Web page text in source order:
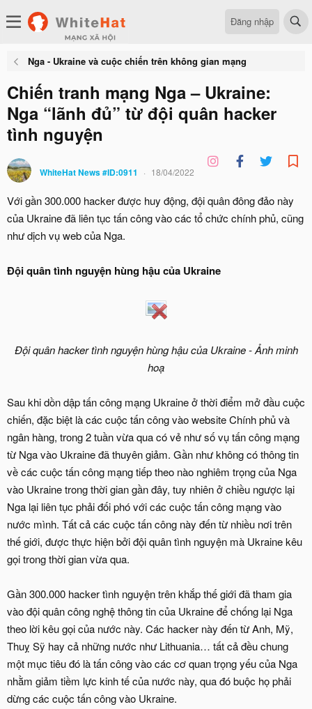
Đăng nhập
Nga - Ukraine và cuộc chiến trên không gian mạng
Chiến tranh mạng Nga – Ukraine:
Nga “lãnh đủ” từ đội quân hacker
tình nguyện
WhiteHat News #ID:0911 18/04/2022
Với gần 300.000 hacker được huy động, đội quân đông đảo này
của Ukraine đã liên tục tấn công vào các tổ chức chính phủ, cũng
như dịch vụ web của Nga.
Đội quân tình nguyện hùng hậu của Ukraine
Đội quân hacker tình nguyện hùng hậu của Ukraine - Ảnh minh
hoạ
Sau khi dồn dập tấn công mạng Ukraine ở thời điểm mở đầu cuộc
chiến, đặc biệt là các cuộc tấn công vào website Chính phủ và
ngân hàng, trong 2 tuần vừa qua có vẻ như số vụ tấn công mạng
từ Nga vào Ukraine đã thuyên giảm. Gần như không có thông tin
về các cuộc tấn công mạng tiếp theo nào nghiêm trọng của Nga
vào Ukraine trong thời gian gần đây, tuy nhiên ở chiều ngược lại
Nga lại liên tục phải đối phó với các cuộc tấn công mạng vào
nước mình. Tất cả các cuộc tấn công này đến từ nhiều nơi trên
thế giới, được thực hiện bởi đội quân tình nguyện mà Ukraine kêu
gọi trong thời gian vừa qua.
Gần 300.000 hacker tình nguyện trên khắp thế giới đã tham gia
vào đội quân công nghệ thông tin của Ukraine để chống lại Nga
theo lời kêu gọi của nước này. Các hacker này đến từ Anh, Mỹ,
Thuỵ Sỹ hay cả những nước như Lithuania… tất cả đều chung
một mục tiêu đó là tấn công vào các cơ quan trọng yếu của Nga
nhằm giảm tiềm lực kinh tế của nước này, qua đó buộc họ phải
dừng các cuộc tấn công vào Ukraine.